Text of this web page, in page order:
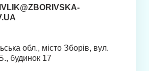
обл., місто Зборів, вул.
будинок 17